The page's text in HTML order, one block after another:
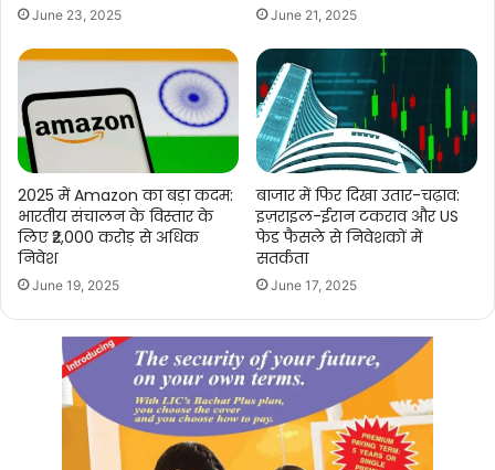
June 23, 2025 June 21, 2025
2025 में Amazon का बड़ा कदम:
भारतीय संचालन के विस्तार के
लिए ₹2,000 करोड़ से अधिक
निवेश
June 19, 2025
बाजार में फिर दिखा उतार-चढ़ाव:
इज़राइल-ईरान टकराव और US
फेड फैसले से निवेशकों में
सतर्कता
June 17, 2025